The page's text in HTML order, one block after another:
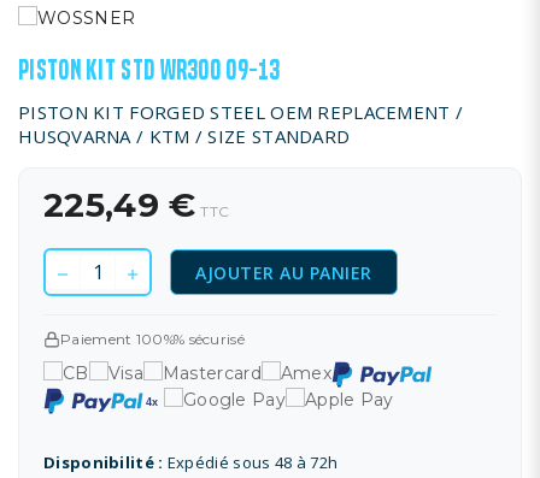
PISTON KIT STD WR300 09-13
PISTON KIT FORGED STEEL OEM REPLACEMENT /
HUSQVARNA / KTM / SIZE STANDARD
225,49 € TTC
AJOUTER AU PANIER
Paiement 100%% sécurisé
Disponibilité : Expédié sous 48 à 72h